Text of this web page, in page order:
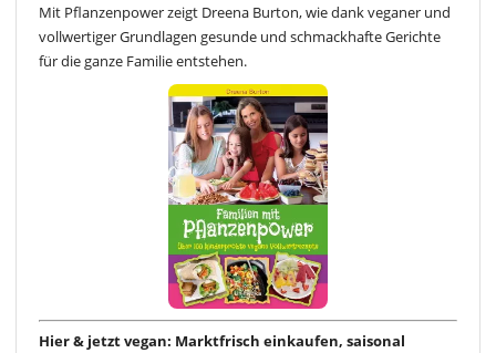
Mit Pflanzenpower zeigt Dreena Burton, wie dank veganer und
vollwertiger Grundlagen gesunde und schmackhafte Gerichte
für die ganze Familie entstehen.
Hier & jetzt vegan: Marktfrisch einkaufen, saisonal